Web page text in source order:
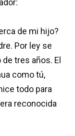
de mi hijo?
Por ley se
tres años. El
como tú,
todo para
reconocida